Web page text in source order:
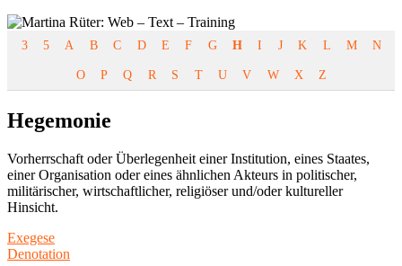
3 5 A B C D E F G H I J K L M N
O P Q R S T U V W X Z
Hegemonie
Vorherrschaft oder Überlegenheit einer Institution, eines Staates,
einer Organisation oder eines ähnlichen Akteurs in politischer,
militärischer, wirtschaftlicher, religiöser und/oder kultureller
Hinsicht.
Beitragsnavigation
Vorheriger
Beitrag:
Exegese
Nächster
Denotation